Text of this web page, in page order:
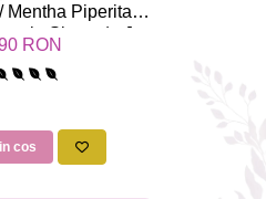
Mentha Piperita
Sigura | nJoy
RON
cos